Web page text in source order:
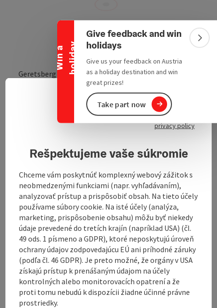
W
i
n
a
h
o
l
i
d
a y
Collapse banner
Give feedback and win
holidays
Give us your feedback on Austria
as a holiday destination and win
great prizes!
Take part now
Geretsberg 4
The old grocer's house was built on the village square
shop and a brandy bar. At the meeting of the
Innviertel Cultural Circle on 17 January 1984, the
house was awarded the plaque "Lasting Values for the
Innviertel".
Contact
Arrival
Accessibility
privacy policy
Rešpektujeme vaše súkromie
Chceme vám poskytnúť komplexný webový zážitok s
neobmedzenými funkciami (napr. vyhľadávaním),
analyzovať prístup a prispôsobiť obsah. Na tieto účely
používame súbory cookie. Na isté účely (analýza,
marketing, prispôsobenie obsahu) môžu byť niekedy
údaje prevedené do tretích krajín (napríklad USA) (čl.
49 ods. 1 písmeno a GDPR), ktoré neposkytujú úroveň
ochrany údajov zodpovedajúcu EÚ ani príhodné záruky
(podľa čl. 46 GDPR). Je preto možné, že orgány v USA
získajú prístup k prenášaným údajom na účely
kontrolných alebo monitorovacích opatrení a že
proti tomu nebudú k dispozícii žiadne účinné právne
prostriedky.